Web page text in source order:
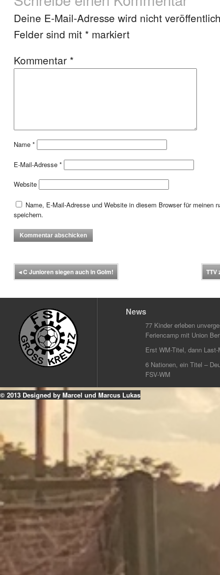
Deine E-Mail-Adresse wird nicht
Felder sind mit * markiert
Kommentar *
Name *
E-Mail-Adresse *
Website
Name, E-Mail-Adresse und Website in diesem Browser für meinen
speichern.
◂C Junioren siegen auch in Golm! TTV
News
77 Kinder erleben
Feriencamp mit Union
Erst WM-Titel, dann
6 Nationen, ein Titel –
FSV-WM
© 2013 Designed by Marcel und Marcus Lukas